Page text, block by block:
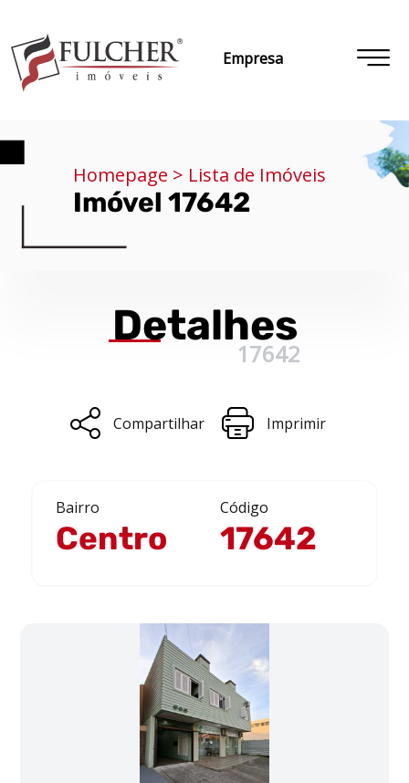
Empresa
Homepage > Lista de Imóveis
Imóvel 17642
Detalhes
17642
Compartilhar Imprimir
Bairro
Centro
Código
17642